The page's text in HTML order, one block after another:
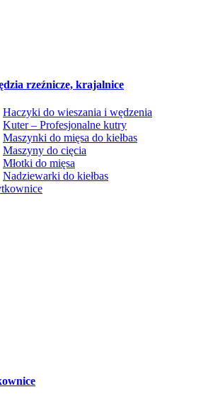
rzeźnicze, krajalnice
Haczyki do wieszania i wędzenia
Kuter – Profesjonalne kutry
Maszynki do mięsa do kiełbas
Maszyny do cięcia
Młotki do mięsa
Nadziewarki do kiełbas